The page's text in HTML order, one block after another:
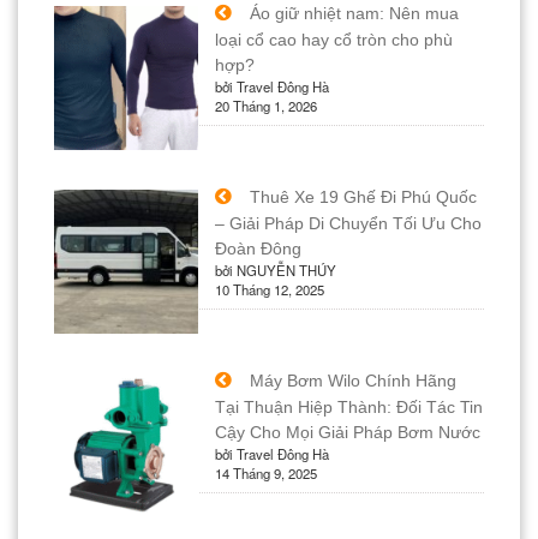
Áo giữ nhiệt nam: Nên mua
loại cổ cao hay cổ tròn cho phù
hợp?
bởi Travel Đông Hà
20 Tháng 1, 2026
Thuê Xe 19 Ghế Đi Phú Quốc
– Giải Pháp Di Chuyển Tối Ưu Cho
Đoàn Đông
bởi NGUYỄN THÚY
10 Tháng 12, 2025
Máy Bơm Wilo Chính Hãng
Tại Thuận Hiệp Thành: Đối Tác Tin
Cậy Cho Mọi Giải Pháp Bơm Nước
bởi Travel Đông Hà
14 Tháng 9, 2025